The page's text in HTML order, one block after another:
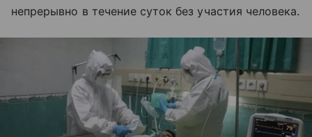
непрерывно в течение суток без участия человека.